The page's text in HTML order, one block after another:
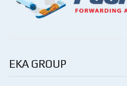
EKA GROUP